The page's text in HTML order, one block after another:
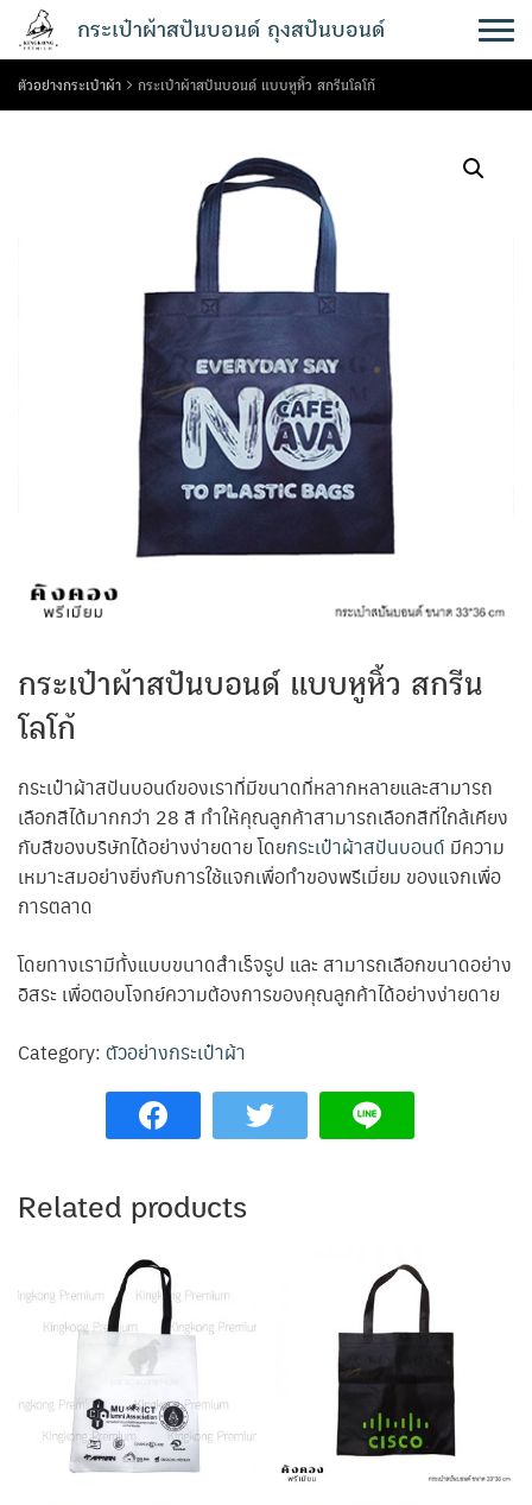
content
กระเป๋าผ้าสปันบอนด์ ถุงสปันบอนด์
ตัวอย่างกระเป๋าผ้า กระเป๋าผ้าสปันบอนด์ แบบหูหิ้ว สกรีนโลโก้
กระเป๋าผ้าสปันบอนด์ แบบหูหิ้ว สกรีน
โลโก้
กระเป๋าผ้าสปันบอนด์ของเราที่มีขนาดที่หลากหลายและสามารถ
เลือกสีได้มากกว่า 28 สี ทำให้คุณลูกค้าสามารถเลือกสีที่ใกล้เคียง
กับสีของบริษัทได้อย่างง่ายดาย โดยกระเป๋าผ้าสปันบอนด์ มีความ
เหมาะสมอย่างยิ่งกับการใช้แจกเพื่อทำของพรีเมี่ยม ของแจกเพื่อ
การตลาด
โดยทางเรามีทั้งแบบขนาดสำเร็จรูป และ สามารถเลือกขนาดอย่าง
อิสระ เพื่อตอบโจทย์ความต้องการของคุณลูกค้าได้อย่างง่ายดาย
Category: ตัวอย่างกระเป๋าผ้า
Related products